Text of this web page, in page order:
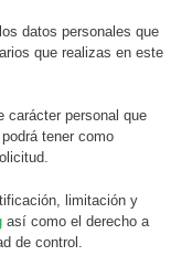
datos personales que
que realizas en este
carácter personal que
tener como
limitación y
así como el derecho a
de control.